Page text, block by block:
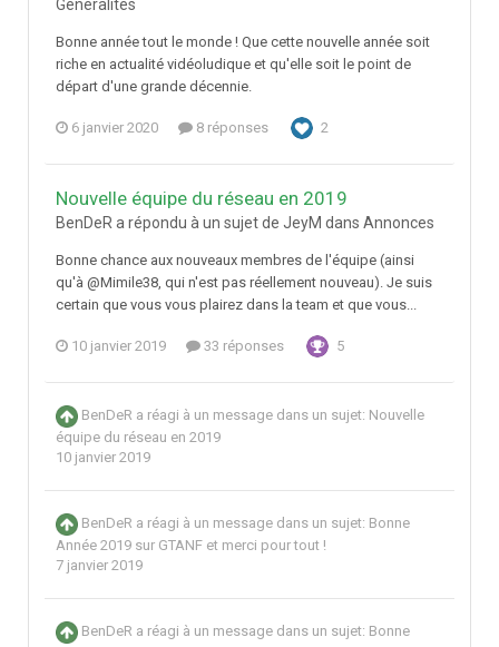
Généralités
Bonne année tout le monde ! Que cette nouvelle année soit
riche en actualité vidéoludique et qu'elle soit le point de
départ d'une grande décennie.
6 janvier 2020 8 réponses 2
Nouvelle équipe du réseau en 2019
BenDeR a répondu à un sujet de JeyM dans Annonces
Bonne chance aux nouveaux membres de l'équipe (ainsi
qu'à @Mimile38, qui n'est pas réellement nouveau). Je suis
certain que vous vous plairez dans la team et que vous...
10 janvier 2019 33 réponses 5
BenDeR a réagi à un message dans un sujet: Nouvelle
équipe du réseau en 2019
10 janvier 2019
BenDeR a réagi à un message dans un sujet: Bonne
Année 2019 sur GTANF et merci pour tout !
7 janvier 2019
BenDeR a réagi à un message dans un sujet: Bonne